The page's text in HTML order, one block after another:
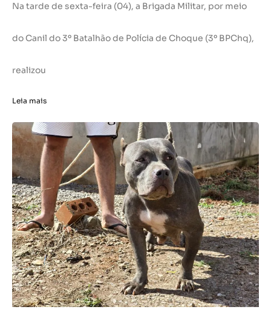
Na tarde de sexta-feira (04), a Brigada Militar, por meio
do Canil do 3º Batalhão de Polícia de Choque (3º BPChq),
realizou
Leia mais